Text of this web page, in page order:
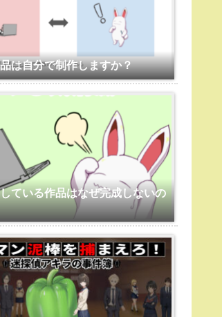
は自分で制作しますか？
ている作品はなぜ完成しないの